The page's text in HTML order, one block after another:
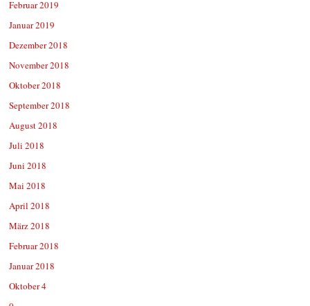
Februar 2019
Januar 2019
Dezember 2018
November 2018
Oktober 2018
September 2018
August 2018
Juli 2018
Juni 2018
Mai 2018
April 2018
März 2018
Februar 2018
Januar 2018
Oktober 4